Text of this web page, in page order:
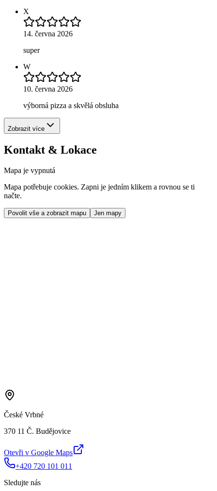
X
14. června 2026
super
W
10. června 2026
výborná pizza a skvělá obsluha
Zobrazit více
Kontakt & Lokace
Mapa je vypnutá
Mapa potřebuje cookies. Zapni je jedním klikem a rovnou se ti
načte.
Povolit vše a zobrazit mapu Jen mapy
České Vrbné
370 11 Č. Budějovice
Otevři v Google Maps
+420 720 101 011
Sledujte nás